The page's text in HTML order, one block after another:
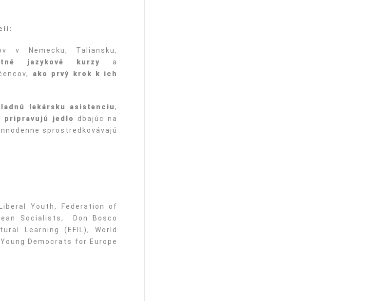
v Nemecku, Taliansku,
jazykové kurzy a
ako prvý krok k ich
lekársku asistenciu,
pripravujú jedlo
dbajúc na
sprostredkovávajú
Youth, Federation of
Socialists, Don Bosco
Learning (EFIL), World
Democrats for Europe